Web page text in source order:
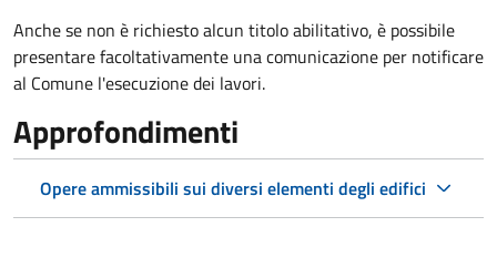
Anche se non è richiesto alcun titolo abilitativo, è possibile
presentare facoltativamente una comunicazione per notificare
al Comune l'esecuzione dei lavori.
Approfondimenti
Opere ammissibili sui diversi elementi degli edifici